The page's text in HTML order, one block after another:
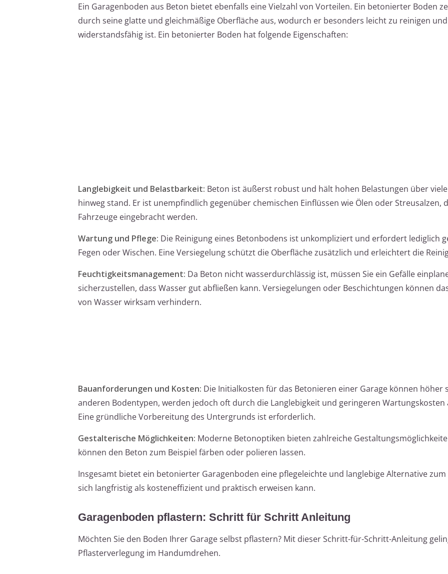
Ein Garagenboden aus Beton bietet ebenfalls eine Vielzahl von Vorteilen. Ein betonierter Boden
durch seine glatte und gleichmäßige Oberfläche aus, wodurch er besonders leicht zu reinigen
widerstandsfähig ist. Ein betonierter Boden hat folgende Eigenschaften:
Langlebigkeit und Belastbarkeit: Beton ist äußerst robust und hält hohen Belastungen über viele
hinweg stand. Er ist unempfindlich gegenüber chemischen Einflüssen wie Ölen oder Streusalzen,
Fahrzeuge eingebracht werden.
Wartung und Pflege: Die Reinigung eines Betonbodens ist unkompliziert und erfordert lediglich
Fegen oder Wischen. Eine Versiegelung schützt die Oberfläche zusätzlich und erleichtert die
Feuchtigkeitsmanagement: Da Beton nicht wasserdurchlässig ist, müssen Sie ein Gefälle
sicherzustellen, dass Wasser gut abfließen kann. Versiegelungen oder Beschichtungen können
von Wasser wirksam verhindern.
Bauanforderungen und Kosten: Die Initialkosten für das Betonieren einer Garage können höher
anderen Bodentypen, werden jedoch oft durch die Langlebigkeit und geringeren Wartungskosten
Eine gründliche Vorbereitung des Untergrunds ist erforderlich.
Gestalterische Möglichkeiten: Moderne Betonoptiken bieten zahlreiche
können den Beton zum Beispiel färben oder polieren lassen.
Insgesamt bietet ein betonierter Garagenboden eine pflegeleichte und langlebige Alternative zum
sich langfristig als kosteneffizient und praktisch erweisen kann.
Garagenboden pflastern: Schritt für Schritt Anleitung
Möchten Sie den Boden Ihrer Garage selbst pflastern? Mit dieser Schritt-für-Schritt-Anleitung
Pflasterverlegung im Handumdrehen.